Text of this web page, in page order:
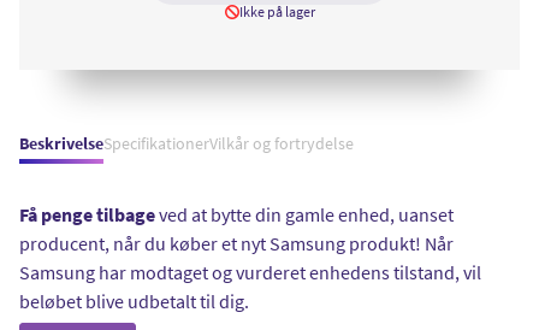
Ikke på lager
BeskrivelseSpecifikationerVilkår og fortrydelse
Få penge tilbageved at bytte din gamle enhed, uanset
producent, når du køber et nyt Samsung produkt! Når
Samsung har modtaget og vurderet enhedens tilstand, vil
beløbet blive udbetalt til dig.